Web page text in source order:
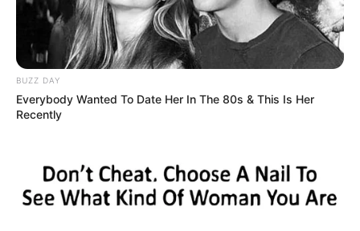
เป็นคนช่างคิดช่างกังวล มีความมุ่งมั่นเอาจริงเอาจังกับ
ชีวิต แต่ดวงชะตาไม่ดีนัก มักมีอุปสรรคและเรื่องให้ทุกข์ใจ
อยู่บ่อยครั้ง
ทรวงอกเป็นทรงกลมอวบอิ่มกำลังดี บอกถึงความมีเสน่ห์
ดวงชะตาจะมีผู้ส่งเสริมสนับสนุนให้ได้ดี เป็นคนไม่ช่างพูด
BUZZ DAY
Everybody Wanted To Date Her In The 80s & This Is Her
Recently